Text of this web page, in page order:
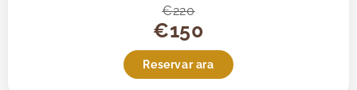
€220
€150
Reservar ara